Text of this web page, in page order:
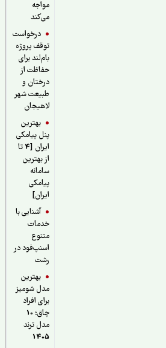
درخواست
توقف پروژه
بام‌لند برای
حفاظت از
درختان و
طبیعت شهر
لاهیجان
بهترین
پنل پیامکی
ایران [4 تا
از بهترین
سامانه
پیامکی
آشنایی با
خدمات
اسنپ‌فود در
بهترین
مدل شومیز
برای افراد
چاق؛ 10
مدل ترند